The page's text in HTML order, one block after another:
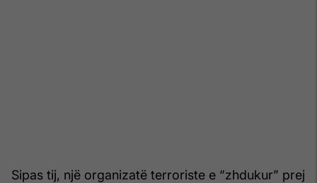
Sipas tij, një organizatë terroriste e “zhdukur” prej